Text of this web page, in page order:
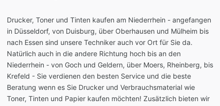
Drucker, Toner und Tinten kaufen am Niederrhein - angefangen
in Düsseldorf, von Duisburg, über Oberhausen und Mülheim bis
nach Essen sind unsere Techniker auch vor Ort für Sie da.
Natürlich auch in die andere Richtung hoch bis an den
Niederrhein - von Goch und Geldern, über Moers, Rheinberg, bis
Krefeld - Sie verdienen den besten Service und die beste
Beratung wenn es Sie Drucker und Verbrauchsmaterial wie
Toner, Tinten und Papier kaufen möchten! Zusätzlich bieten wir